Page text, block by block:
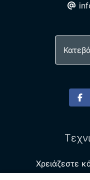
Χρειάζεστε